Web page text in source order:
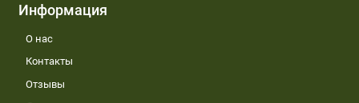
Информация
О нас
Контакты
Отзывы